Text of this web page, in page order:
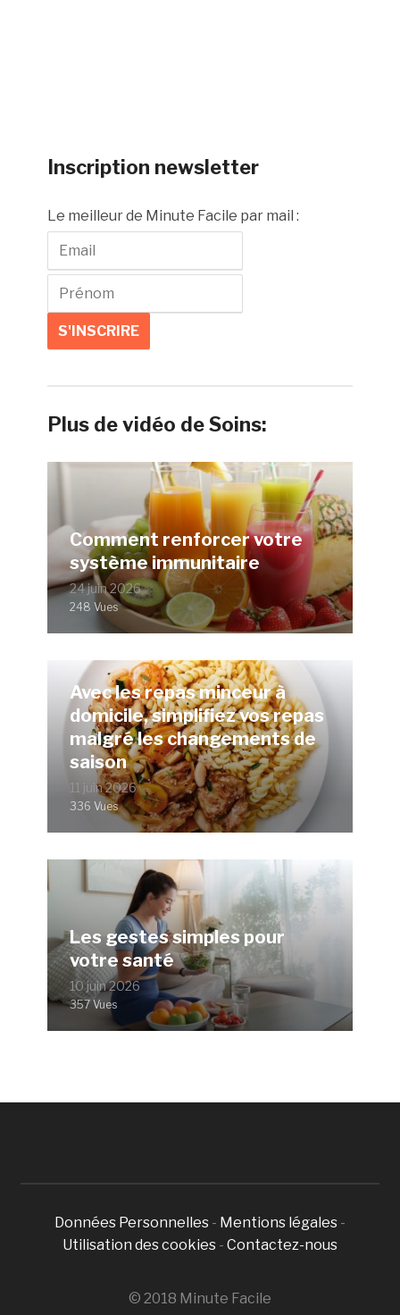
Inscription newsletter
Le meilleur de Minute Facile par mail :
Plus de vidéo de Soins:
Comment renforcer votre
système immunitaire
24 juin 2026
248 Vues
Avec les repas minceur à
domicile, simplifiez vos repas
malgré les changements de
saison
11 juin 2026
336 Vues
Les gestes simples pour
votre santé
10 juin 2026
357 Vues
Données Personnelles - Mentions légales -
Utilisation des cookies - Contactez-nous
© 2018 Minute Facile